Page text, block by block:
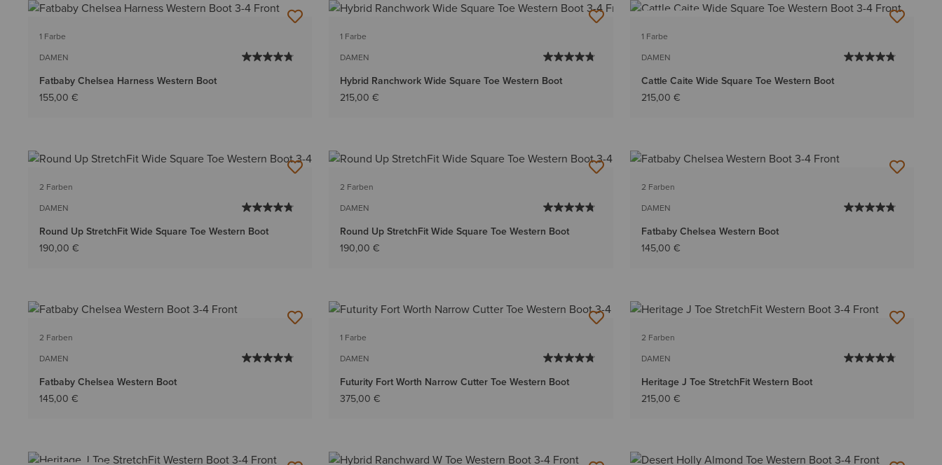
1 Farbe
DAMEN
Fatbaby Chelsea Harness Western Boot
155,00 €
1 Farbe
DAMEN
Hybrid Ranchwork Wide Square Toe Western Boot
215,00 €
1 Farbe
DAMEN
Cattle Caite Wide Square Toe Western Boot
215,00 €
2 Farben
DAMEN
Round Up StretchFit Wide Square Toe Western Boot
190,00 €
2 Farben
DAMEN
Round Up StretchFit Wide Square Toe Western Boot
190,00 €
2 Farben
DAMEN
Fatbaby Chelsea Western Boot
145,00 €
2 Farben
DAMEN
Fatbaby Chelsea Western Boot
145,00 €
1 Farbe
DAMEN
Futurity Fort Worth Narrow Cutter Toe Western Boot
375,00 €
2 Farben
DAMEN
Heritage J Toe StretchFit Western Boot
215,00 €